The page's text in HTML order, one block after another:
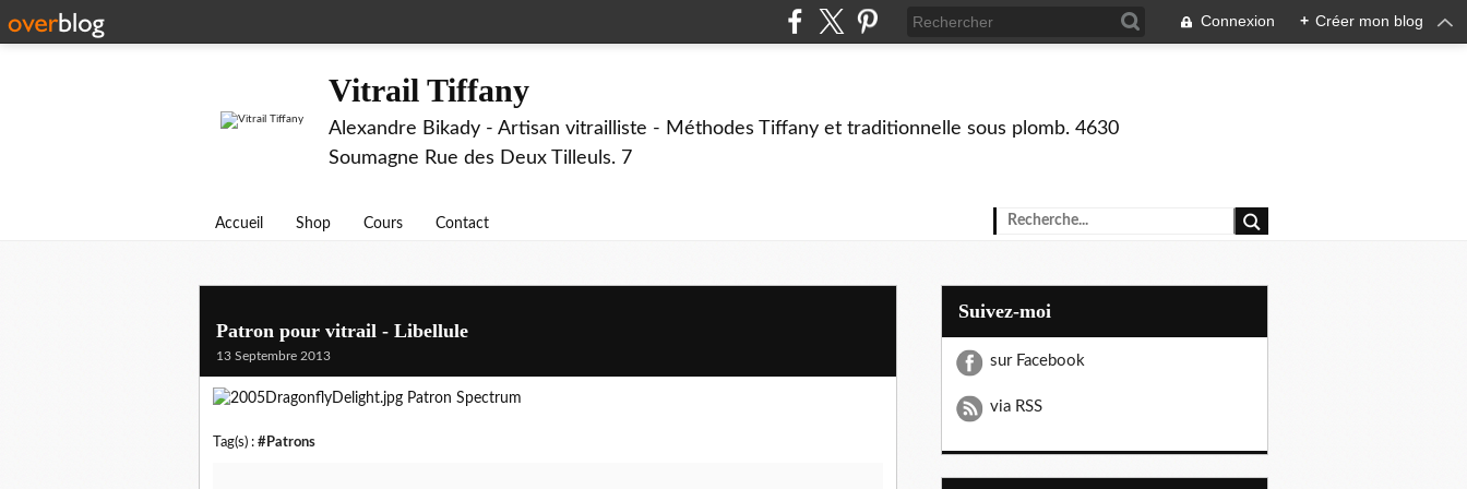
Connexion + Créer mon blog
Vitrail Tiffany
Alexandre Bikady - Artisan vitrailliste - Méthodes Tiffany et traditionnelle sous plomb. 4630
Soumagne Rue des Deux Tilleuls. 7
Accueil Shop Cours Contact
Patron pour vitrail - Libellule
13 Septembre 2013
Patron Spectrum
Tag(s) : #Patrons
Suivez-moi
sur Facebook
via RSS